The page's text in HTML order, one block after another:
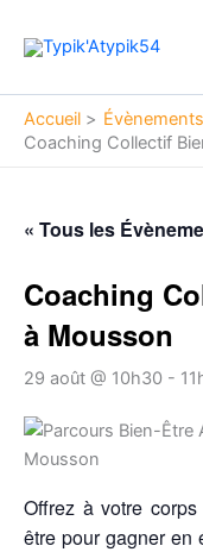
Accueil
Évènements
Coaching Collectif
« Tous les
Coaching
à Mousson
29 août @ 10h30 -
Offrez à votre
être pour gagner en